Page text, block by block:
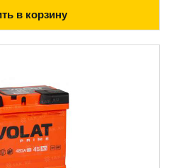
в корзину